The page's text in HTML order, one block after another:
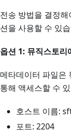
전송 방법을 결정
션을 사용할 수 있
옵션 1: 뮤직스토리
메타데이터 파일은
통해 액세스할 수
호스트 이름:
포트: 2204